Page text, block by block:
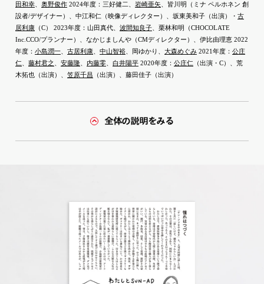
田和幸
奥野俊作 2024年度：三好健二、 岩崎亜矢 、皆川明（ミナ ペルホネン 創
設者/デザイナー）、中江和仁（映像ディレクター）、坂東美和子（出演）・ 古
居利康 （C） 2023年度：山田真代、 波間知良子 、栗林和明（CHOCOLATE
Inc.CCO/プランナー）、なかじましんや（CMディレクター）、伊比由理恵 2022
年度： 小島潤一 古居利康 中山智裕 、岡ゆかり、 大森めぐみ 2021年度： 公庄
仁
藤村君之 安藤隆 内藤零 白井陽平 2020年度： 公庄仁 （出演・C）、荒
木拓也（出演）、 笠原千昌 （出演）、藤田佳子（出演）
全体の説明をみる